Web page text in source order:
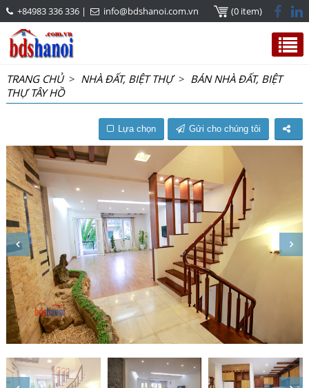
+84983 336 336| info@bdshanoi.com.vn (0 item)
TRANG CHỦ> NHÀ ĐẤT, BIỆT THỰ> BÁN NHÀ ĐẤT, BIỆT
THỰ TÂY HỒ
Lựa chọn Gửi cho chúng tôi